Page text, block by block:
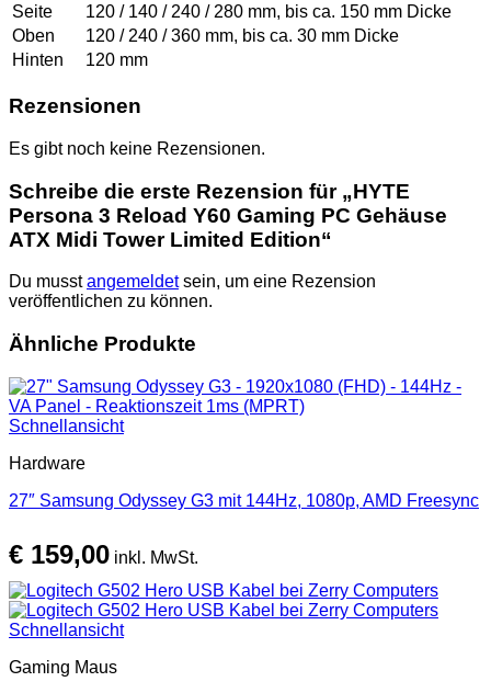
Seite
120 / 140 / 240 / 280 mm, bis ca. 150 mm Dicke
Oben
120 / 240 / 360 mm, bis ca. 30 mm Dicke
Hinten
120 mm
Rezensionen
Es gibt noch keine Rezensionen.
Schreibe die erste Rezension für „HYTE
Persona 3 Reload Y60 Gaming PC Gehäuse
ATX Midi Tower Limited Edition“
Du musstangemeldetsein, um eine Rezension
veröffentlichen zu können.
Ähnliche Produkte
Schnellansicht
Hardware
27″ Samsung Odyssey G3 mit 144Hz, 1080p, AMD Freesync
€ 159,00 inkl. MwSt.
Schnellansicht
Gaming Maus